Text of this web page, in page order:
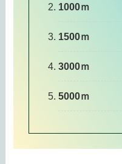
1000ｍ
1500ｍ
3000ｍ
5000ｍ